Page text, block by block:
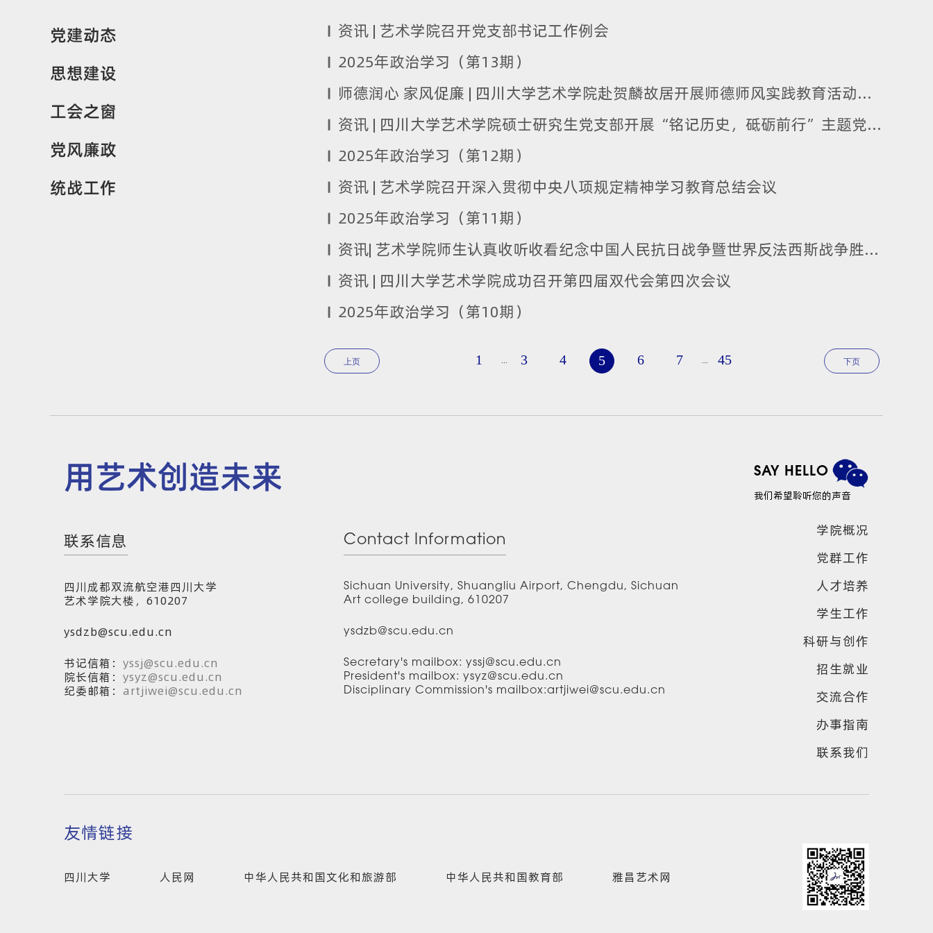
党建动态
思想建设
工会之窗
党风廉政
统战工作
资讯 | 艺术学院召开党支部书记工作例会
2025年政治学习（第13期）
师德润心 家风促廉 | 四川大学艺术学院赴贺麟故居开展师德师风实践教育活动暨“大川观澜”青年教师成长工作坊（第五期）活动
资讯 | 四川大学艺术学院硕士研究生党支部开展“铭记历史，砥砺前行”主题党日活动
2025年政治学习（第12期）
资讯 | 艺术学院召开深入贯彻中央八项规定精神学习教育总结会议
2025年政治学习（第11期）
资讯| 艺术学院师生认真收听收看纪念中国人民抗日战争暨世界反法西斯战争胜利80周年大会
资讯 | 四川大学艺术学院成功召开第四届双代会第四次会议
2025年政治学习（第10期）
上页 1 3 4 5 6 7 45 下页
用艺术创造未来
联系信息
四川成都双流航空港四川大学
艺术学院大楼，610207
ysdzb@scu.edu.cn
书记信箱： yssj@scu.edu.cn
院长信箱： ysyz@scu.edu.cn
纪委邮箱： artjiwei@scu.edu.cn
Contact Information
Sichuan University, Shuangliu Airport, Chengdu, Sichuan
Art college building, 610207
ysdzb@scu.edu.cn
Secretary's mailbox: yssj@scu.edu.cn
President's mailbox: ysyz@scu.edu.cn
Disciplinary Commission's mailbox:artjiwei@scu.edu.cn
SAY HELLO
我们希望聆听您的声音
学院概况
党群工作
人才培养
学生工作
科研与创作
招生就业
交流合作
办事指南
联系我们
友情链接
四川大学 人民网 中华人民共和国文化和旅游部 中华人民共和国教育部 雅昌艺术网